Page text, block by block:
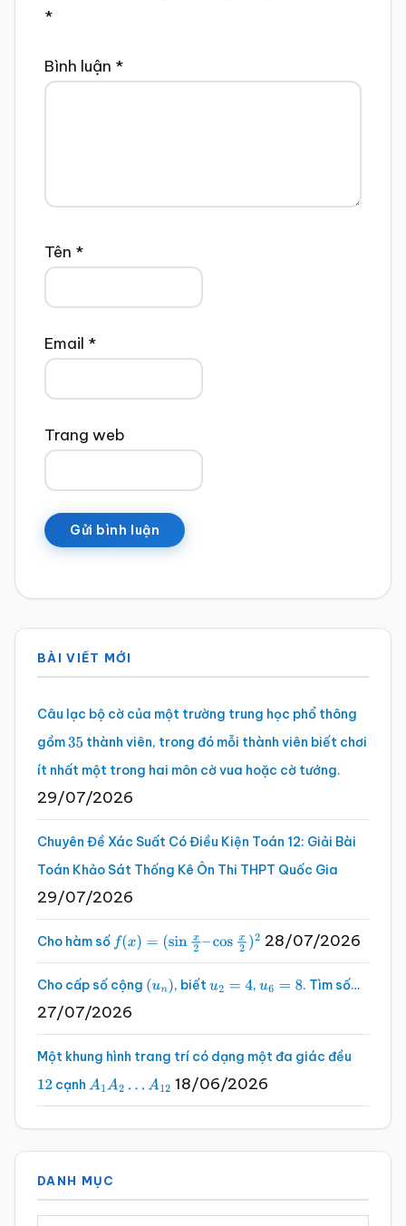
*
Bình luận *
Tên *
Email *
Trang web
Sidebar
chính
BÀI VIẾT MỚI
Câu lạc bộ cờ của một trường trung học phổ thông
gồm35 thành viên, trong đó mỗi thành viên biết chơi
ít nhất một trong hai môn cờ vua hoặc cờ tướng.
29/07/2026
Chuyên Đề Xác Suất Có Điều Kiện Toán 12: Giải Bài
Toán Khảo Sát Thống Kê Ôn Thi THPT Quốc Gia
29/07/2026
Cho hàm số f(x)=(sinx2 –cosx2 )2 28/07/2026
Cho cấp số cộng (un), biếtu2 =4 , u6 =8 . Tìm số…
27/07/2026
Một khung hình trang trí có dạng một đa giác đều
12 cạnh A1A2…A 12 18/06/2026
DANH MỤC